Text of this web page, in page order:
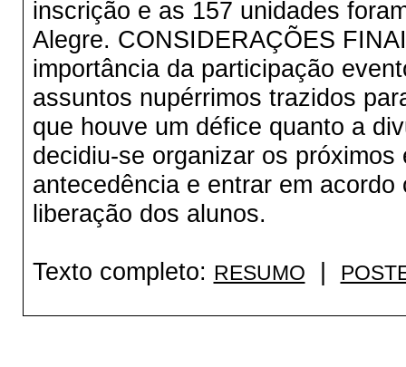
inscrição e as 157 unidades
Alegre. CONSIDERAÇÕES
importância da participação
assuntos nupérrimos trazidos
que houve um défice quanto a
decidiu-se organizar os
antecedência e entrar em
liberação dos alunos.
Texto completo: RESUMO |